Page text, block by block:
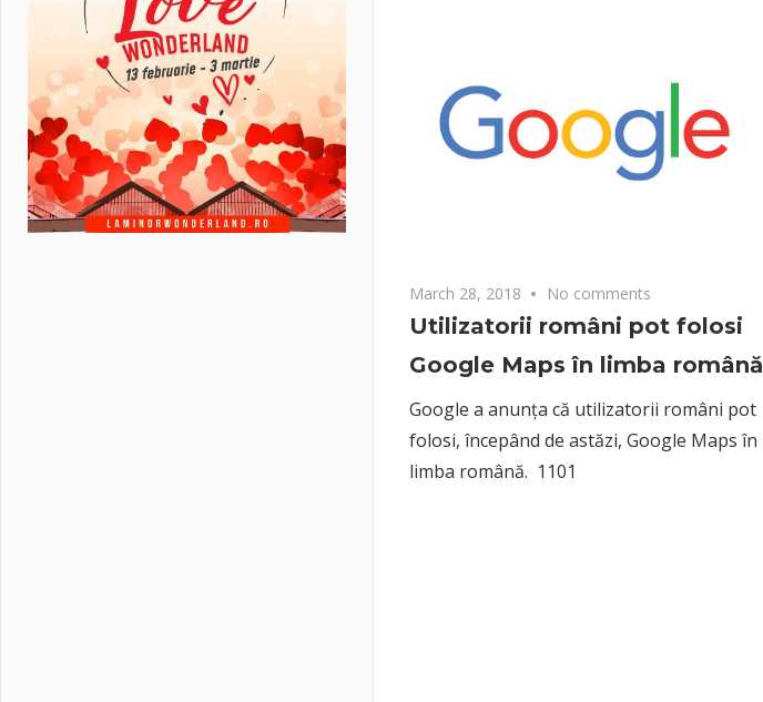
March 28, 2018 No comments
Utilizatorii români pot folosi
Google Maps în limba română
Google a anunța că utilizatorii români pot
folosi, începând de astăzi, Google Maps în
limba română. 1101